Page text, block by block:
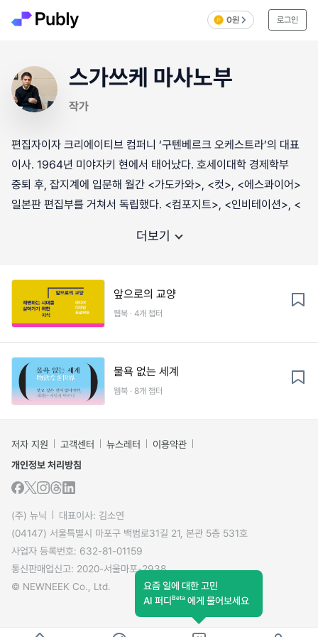
0원 로그인
스가쓰케 마사노부
작가
편집자이자 크리에이티브 컴퍼니 ‘구텐베르크 오케스트라’의 대표
이사. 1964년 미야자키 현에서 태어났다. 호세이대학 경제학부
중퇴 후, 잡지계에 입문해 월간 <가도카와>, <컷>, <에스콰이어>
일본판 편집부를 거쳐서 독립했다. <컴포지트>, <인비테이션>, <
더보기
앞으로의 교양
웹북 · 4개 챕터
물욕 없는 세계
웹북 · 8개 챕터
저자 지원 고객센터 뉴스레터
이용약관
개인정보 처리방침
(주) 뉴닉
대표이사: 김소연
(04147) 서울특별시 마포구 백범로31길 21, 본관 5층 531호
사업자 등록번호: 632-81-01159
통신판매업신고: 2020-서울마포-2938
© NEWNEEK Co., Ltd.
요즘 일에 대한 고민
AI 퍼디Beta 에게 물어보세요